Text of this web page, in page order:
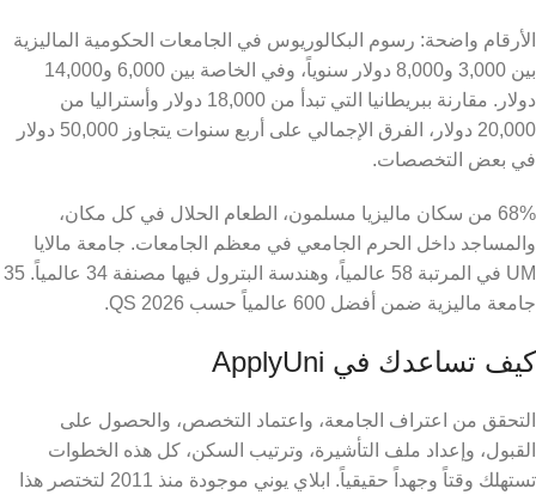
الأرقام واضحة: رسوم البكالوريوس في الجامعات الحكومية الماليزية
بين 3,000 و8,000 دولار سنوياً، وفي الخاصة بين 6,000 و14,000
دولار. مقارنة ببريطانيا التي تبدأ من 18,000 دولار وأستراليا من
20,000 دولار، الفرق الإجمالي على أربع سنوات يتجاوز 50,000 دولار
في بعض التخصصات.
68% من سكان ماليزيا مسلمون، الطعام الحلال في كل مكان،
والمساجد داخل الحرم الجامعي في معظم الجامعات. جامعة مالايا
UM في المرتبة 58 عالمياً، وهندسة البترول فيها مصنفة 34 عالمياً. 35
جامعة ماليزية ضمن أفضل 600 عالمياً حسب QS 2026.
كيف تساعدك في ApplyUni
التحقق من اعتراف الجامعة، واعتماد التخصص، والحصول على
القبول، وإعداد ملف التأشيرة، وترتيب السكن، كل هذه الخطوات
تستهلك وقتاً وجهداً حقيقياً. ابلاي يوني موجودة منذ 2011 لتختصر هذا